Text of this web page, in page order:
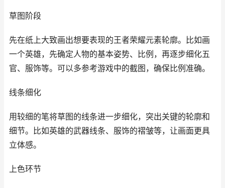
草图阶段
先在纸上大致画出想要表现的王者荣耀元素轮廓。比如画
一个英雄，先确定人物的基本姿势、比例，再逐步细化五
官、服饰等。可以多参考游戏中的截图，确保比例准确。
线条细化
用较细的笔将草图的线条进一步细化，突出关键的轮廓和
细节。比如英雄的武器线条、服饰的褶皱等，让画面更具
立体感。
上色环节